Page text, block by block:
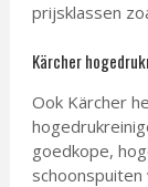
prijsklassen
Kärcher
Ook Kärcher
goedkope,